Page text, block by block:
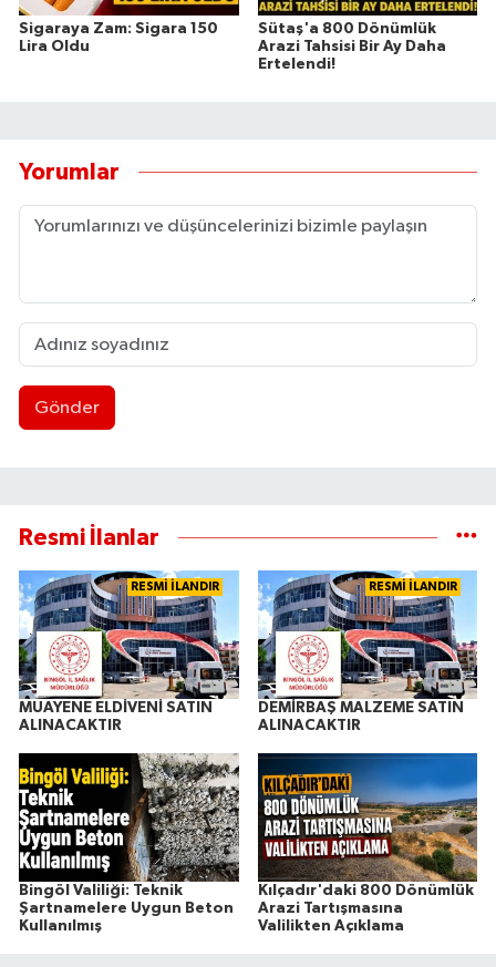
Sigaraya Zam: Sigara 150
Lira Oldu
Sütaş'a 800 Dönümlük
Arazi Tahsisi Bir Ay Daha
Ertelendi!
Yorumlar
Gönder
Resmi İlanlar
RESMİ İLANDIR
MUAYENE ELDİVENİ SATIN
ALINACAKTIR
RESMİ İLANDIR
DEMİRBAŞ MALZEME SATIN
ALINACAKTIR
Bingöl Valiliği: Teknik
Şartnamelere Uygun Beton
Kullanılmış
Kılçadır'daki 800 Dönümlük
Arazi Tartışmasına
Valilikten Açıklama